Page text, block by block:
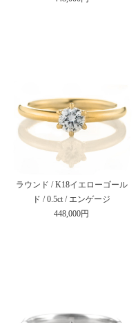
ラウンド / K18イエローゴール
ド / 0.5ct / エンゲージ
448,000円